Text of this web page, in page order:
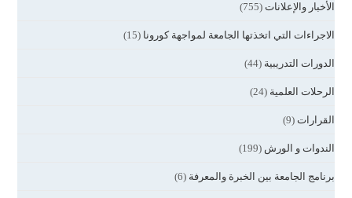
الأخبار والإعلانات (755)
الاجراءات التي اتخذتها الجامعة لمواجهة كورونا (15)
الدورات التدريبية (44)
الرحلات العلمية (24)
القرارات (9)
الندوات و الورش (199)
برنامج الجامعة بين الخبرة والمعرفة (6)